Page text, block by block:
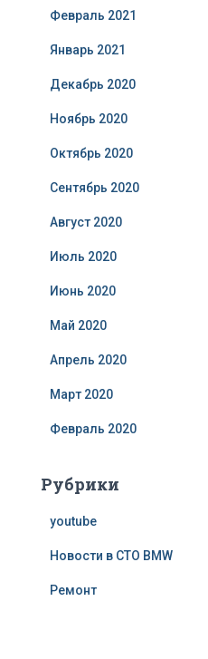
Февраль 2021
Январь 2021
Декабрь 2020
Ноябрь 2020
Октябрь 2020
Сентябрь 2020
Август 2020
Июль 2020
Июнь 2020
Май 2020
Апрель 2020
Март 2020
Февраль 2020
Рубрики
youtube
Новости в СТО BMW
Ремонт